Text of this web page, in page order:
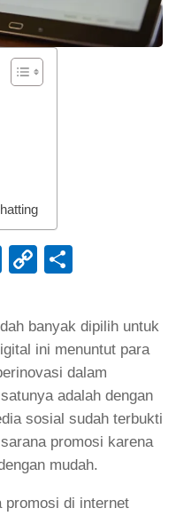
EmailCopy
banyak dipilih untuk
ini menuntut para
dalam
adalah dengan
sosial sudah terbukti
promosi karena
mudah.
promosi di internet